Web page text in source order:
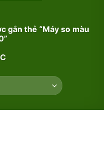
gắn thẻ “Máy so màu